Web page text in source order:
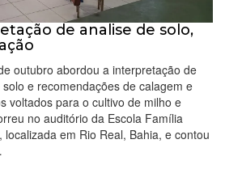
de analise de solo,
outubro abordou a interpretação de
e recomendações de calagem e
voltados para o cultivo de milho e
no auditório da Escola Família
em Rio Real, Bahia, e contou